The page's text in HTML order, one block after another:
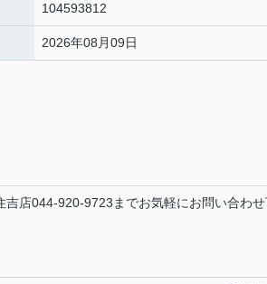
104593812
2026年08月09日
店044-920-9723までお気軽にお問い合わ